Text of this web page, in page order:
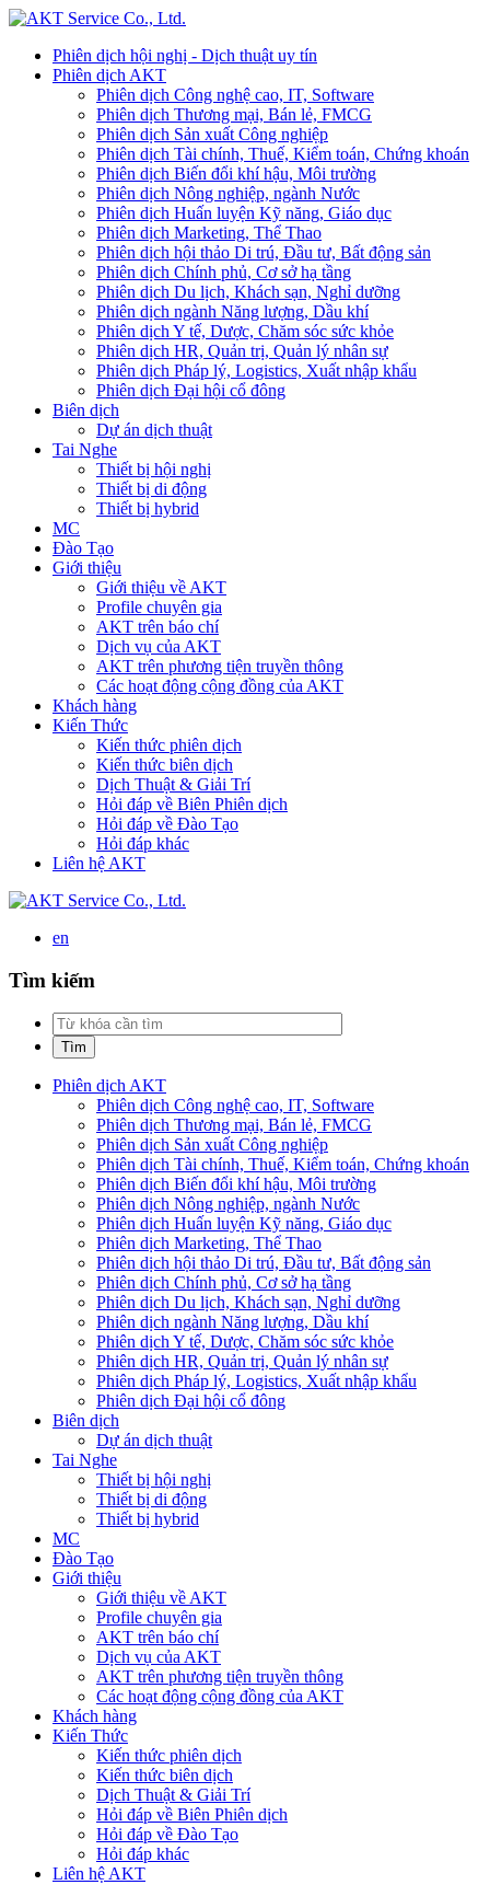
Phiên dịch hội nghị - Dịch thuật uy tín
Phiên dịch AKT
Phiên dịch Công nghệ cao, IT, Software
Phiên dịch Thương mại, Bán lẻ, FMCG
Phiên dịch Sản xuất Công nghiệp
Phiên dịch Tài chính, Thuế, Kiểm toán, Chứng khoán
Phiên dịch Biến đổi khí hậu, Môi trường
Phiên dịch Nông nghiệp, ngành Nước
Phiên dịch Huấn luyện Kỹ năng, Giáo dục
Phiên dịch Marketing, Thể Thao
Phiên dịch hội thảo Di trú, Đầu tư, Bất động sản
Phiên dịch Chính phủ, Cơ sở hạ tầng
Phiên dịch Du lịch, Khách sạn, Nghỉ dưỡng
Phiên dịch ngành Năng lượng, Dầu khí
Phiên dịch Y tế, Dược, Chăm sóc sức khỏe
Phiên dịch HR, Quản trị, Quản lý nhân sự
Phiên dịch Pháp lý, Logistics, Xuất nhập khẩu
Phiên dịch Đại hội cổ đông
Biên dịch
Dự án dịch thuật
Tai Nghe
Thiết bị hội nghị
Thiết bị di động
Thiết bị hybrid
MC
Đào Tạo
Giới thiệu
Giới thiệu về AKT
Profile chuyên gia
AKT trên báo chí
Dịch vụ của AKT
AKT trên phương tiện truyền thông
Các hoạt động cộng đồng của AKT
Khách hàng
Kiến Thức
Kiến thức phiên dịch
Kiến thức biên dịch
Dịch Thuật & Giải Trí
Hỏi đáp về Biên Phiên dịch
Hỏi đáp về Đào Tạo
Hỏi đáp khác
Liên hệ AKT
en
Tìm kiếm
Phiên dịch AKT
Phiên dịch Công nghệ cao, IT, Software
Phiên dịch Thương mại, Bán lẻ, FMCG
Phiên dịch Sản xuất Công nghiệp
Phiên dịch Tài chính, Thuế, Kiểm toán, Chứng khoán
Phiên dịch Biến đổi khí hậu, Môi trường
Phiên dịch Nông nghiệp, ngành Nước
Phiên dịch Huấn luyện Kỹ năng, Giáo dục
Phiên dịch Marketing, Thể Thao
Phiên dịch hội thảo Di trú, Đầu tư, Bất động sản
Phiên dịch Chính phủ, Cơ sở hạ tầng
Phiên dịch Du lịch, Khách sạn, Nghỉ dưỡng
Phiên dịch ngành Năng lượng, Dầu khí
Phiên dịch Y tế, Dược, Chăm sóc sức khỏe
Phiên dịch HR, Quản trị, Quản lý nhân sự
Phiên dịch Pháp lý, Logistics, Xuất nhập khẩu
Phiên dịch Đại hội cổ đông
Biên dịch
Dự án dịch thuật
Tai Nghe
Thiết bị hội nghị
Thiết bị di động
Thiết bị hybrid
MC
Đào Tạo
Giới thiệu
Giới thiệu về AKT
Profile chuyên gia
AKT trên báo chí
Dịch vụ của AKT
AKT trên phương tiện truyền thông
Các hoạt động cộng đồng của AKT
Khách hàng
Kiến Thức
Kiến thức phiên dịch
Kiến thức biên dịch
Dịch Thuật & Giải Trí
Hỏi đáp về Biên Phiên dịch
Hỏi đáp về Đào Tạo
Hỏi đáp khác
Liên hệ AKT